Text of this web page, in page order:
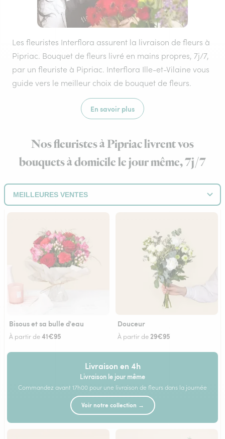
Les fleuristes Interflora assurent la livraison de fleurs à
Pipriac. Bouquet de fleurs livré en mains propres, 7j/7,
par un fleuriste à Pipriac. Interflora Ille-et-Vilaine vous
guide vers le meilleur choix de bouquet de fleurs.
En savoir plus
Nos fleuristes à Pipriac livrent vos
bouquets à domicile le jour même, 7j/7
Bisous et sa bulle d'eau
À partir de41€95
Douceur
À partir de 29€95
Livraison en 4h
Livraison le jour même
Commandez avant 17h00 pour une livraison de fleurs dans la journée
Voir notre collection →